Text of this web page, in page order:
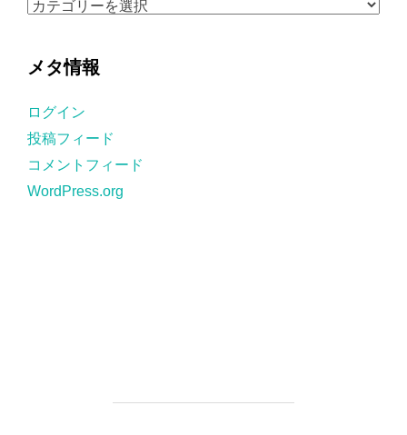
カ
ー
メタ情報
ログイン
投稿フィード
コメントフィード
WordPress.org